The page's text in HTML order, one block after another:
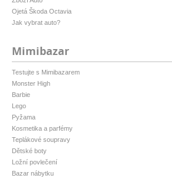
Ojetá Škoda Octavia
Jak vybrat auto?
Mimibazar
Testujte s Mimibazarem
Monster High
Barbie
Lego
Pyžama
Kosmetika a parfémy
Teplákové soupravy
Dětské boty
Ložní povlečení
Bazar nábytku